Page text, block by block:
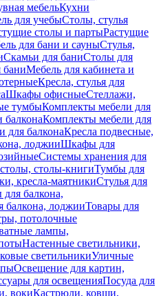
мебельКухни
для учебыСтолы, стулья
столы и партыРастущие
для бани и сауныСтулья,
Скамьи для баниСтолы для
баниМебель для кабинета и
Кресла, стулья для
Шкафы офисныеСтеллажи,
тумбыКомплекты мебели для
Комплекты мебели для
для балконаКресла подвесные,
лоджииШкафы для
Системы хранения для
столы-книгиТумбы для
кресла-маятникиСтулья для
балкона,
балкона, лоджииТовары для
потолочные
лампы,
Настенные светильники,
светильникиУличные
Освещение для картин,
для освещенияПосуда для
вокиКастрюли, ковши,